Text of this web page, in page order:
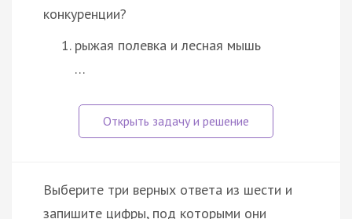
конкуренции?
рыжая полевка и лесная мышь
…
Выберите три верных ответа из шести и
запишите цифры, под которыми они